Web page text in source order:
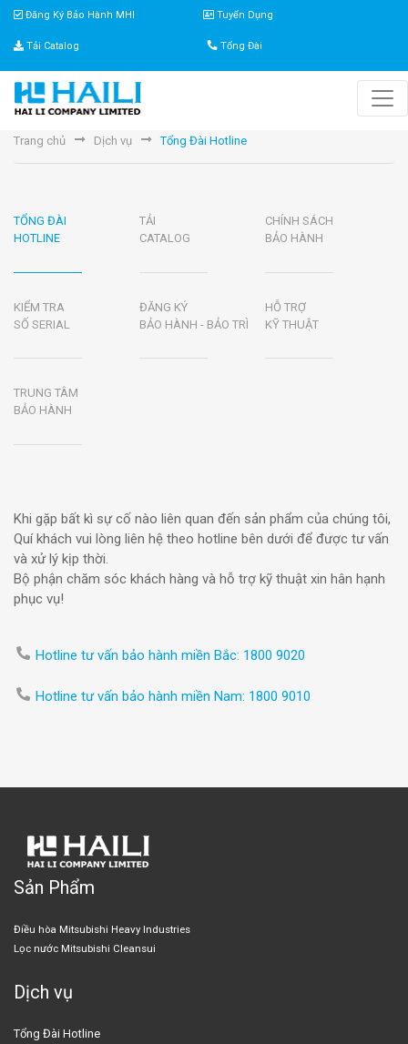
Đăng Ký Bảo Hành MHI Tuyển Dụng
Tải Catalog Tổng Đài
Trang chủ Dịch vụ Tổng Đài Hotline
TỔNG ĐÀI
HOTLINE
TẢI
CATALOG
CHÍNH SÁCH
BẢO HÀNH
KIỂM TRA
SỐ SERIAL
ĐĂNG KÝ
BẢO HÀNH - BẢO TRÌ
HỖ TRỢ
KỸ THUẬT
TRUNG TÂM
BẢO HÀNH
Khi gặp bất kì sự cố nào liên quan đến sản phẩm của chúng tôi,
Quí khách vui lòng liên hệ theo hotline bên dưới để được tư vấn
và xử lý kịp thời.
Bộ phận chăm sóc khách hàng và hỗ trợ kỹ thuật xin hân hạnh
phục vụ!
Hotline tư vấn bảo hành miền Bắc: 1800 9020
Hotline tư vấn bảo hành miền Nam: 1800 9010
Sản Phẩm
Điều hòa Mitsubishi Heavy Industries
Lọc nước Mitsubishi Cleansui
Dịch vụ
Tổng Đài Hotline